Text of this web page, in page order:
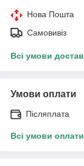
Нова Пошта
Самовивіз
Всі умови
Умови оплати
Післяплата
Всі умови оплати